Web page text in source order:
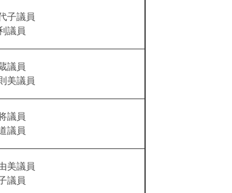
子議員
員
議員
員
議員
員
美議員
員